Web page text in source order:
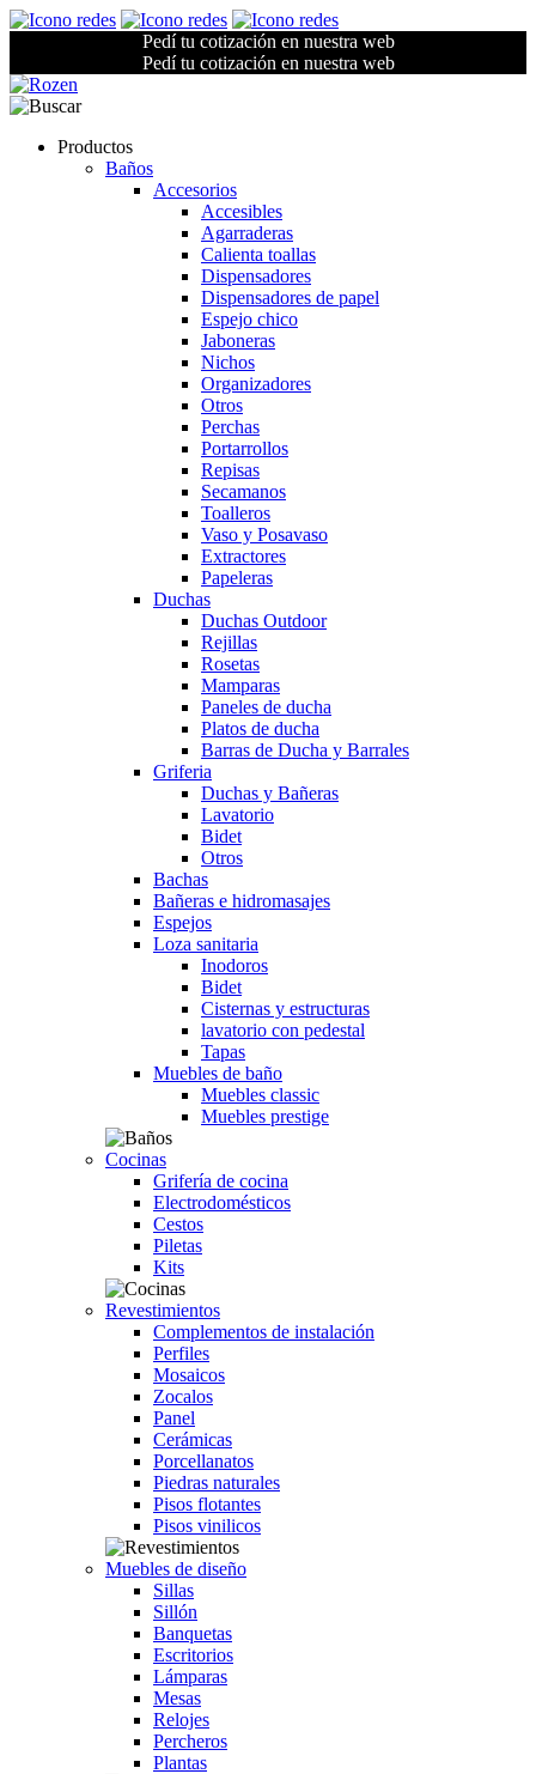
Pedí tu cotización en nuestra web
Pedí tu cotización en nuestra web
Productos
Baños
Accesorios
Accesibles
Agarraderas
Calienta toallas
Dispensadores
Dispensadores de papel
Espejo chico
Jaboneras
Nichos
Organizadores
Otros
Perchas
Portarrollos
Repisas
Secamanos
Toalleros
Vaso y Posavaso
Extractores
Papeleras
Duchas
Duchas Outdoor
Rejillas
Rosetas
Mamparas
Paneles de ducha
Platos de ducha
Barras de Ducha y Barrales
Griferia
Duchas y Bañeras
Lavatorio
Bidet
Otros
Bachas
Bañeras e hidromasajes
Espejos
Loza sanitaria
Inodoros
Bidet
Cisternas y estructuras
lavatorio con pedestal
Tapas
Muebles de baño
Muebles classic
Muebles prestige
Cocinas
Grifería de cocina
Electrodomésticos
Cestos
Piletas
Kits
Revestimientos
Complementos de instalación
Perfiles
Mosaicos
Zocalos
Panel
Cerámicas
Porcellanatos
Piedras naturales
Pisos flotantes
Pisos vinilicos
Muebles de diseño
Sillas
Sillón
Banquetas
Escritorios
Lámparas
Mesas
Relojes
Percheros
Plantas